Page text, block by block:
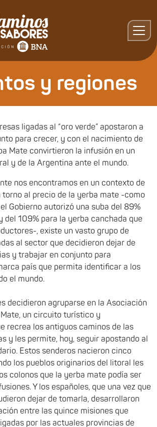
y regiones
ligadas al “oro verde” apostaron a
para crecer, y con el nacimiento de
Mate convirtieron la infusión en un
y de la Argentina ante el mundo.
nos encontramos en un contexto de
torno al precio de la yerba mate -como
Gobierno autorizó una suba del 89%
del 109% para la yerba canchada que
, existe un vasto grupo de
al sector que decidieron dejar de
y trabajar en conjunto para
país que permita identificar a los
el mundo.
decidieron agruparse en la Asociación
Mate, un circuito turístico y
recrea los antiguos caminos de las
y les permite, hoy, seguir apostando al
Estos senderos nacieron cinco
los pueblos originarios del litoral les
colonos que la yerba mate podía ser
Y los españoles, que una vez que
dejar de tomarla, desarrollaron
entre las quince misiones que
por las actuales provincias de